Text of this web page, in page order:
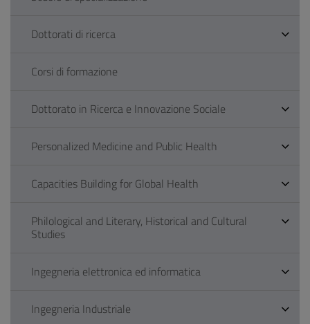
Dottorati di ricerca
Corsi di formazione
Dottorato in Ricerca e Innovazione Sociale
Personalized Medicine and Public Health
Capacities Building for Global Health
Philological and Literary, Historical and Cultural
Studies
Ingegneria elettronica ed informatica
Ingegneria Industriale